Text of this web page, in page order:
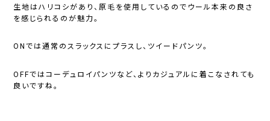
生地はハリコシがあり、原毛を使用しているのでウール本来の良さ
を感じられるのが魅力。
ONでは通常のスラックスにプラスし、ツイードパンツ。
OFFではコーデュロイパンツなど、よりカジュアルに着こなされても
良いですね。